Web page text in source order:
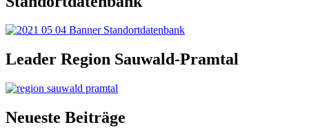
Leader Region Sauwald-Pramtal
Neueste Beiträge